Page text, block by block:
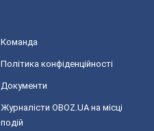
Команда
Політика конфіденційності
Документи
Журналісти OBOZ.UA на місці
подій